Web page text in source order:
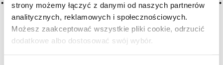
strony możemy łączyć z danymi od naszych partnerów
analitycznych, reklamowych i społecznościowych.
Możesz zaakceptować wszystkie pliki cookie, odrzucić
dodatkowe albo dostosować swój wybór.
Czy masz ukończone 18 lat?
mikroutlenianie
2016-05-10
in. mikrooksydacja; stosunkowo nowa (1990 r.) technika
winiarska polegająca na delikatnym, kontrolowanym